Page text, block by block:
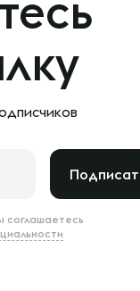
соглашаетесь